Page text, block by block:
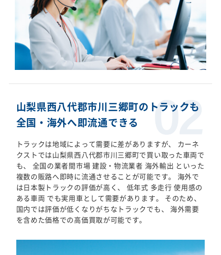
山梨県西八代郡市川三郷町のトラックも
全国・海外へ即流通できる
トラックは地域によって需要に差がありますが、 カーネ
クストでは山梨県西八代郡市川三郷町で買い取った車両で
も、 全国の業者間市場 建設・物流業者 海外輸出 といった
複数の販路へ即時に流通させることが可能です。 海外で
は日本製トラックの評価が高く、 低年式 多走行 使用感の
ある車両 でも実用車として需要があります。 そのため、
国内では評価が低くなりがちなトラックでも、 海外需要
を含めた価格での高価買取が可能です。